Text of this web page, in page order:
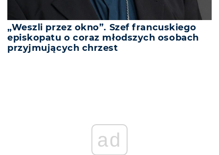
„Weszli przez okno”. Szef francuskiego
episkopatu o coraz młodszych osobach
przyjmujących chrzest
ad